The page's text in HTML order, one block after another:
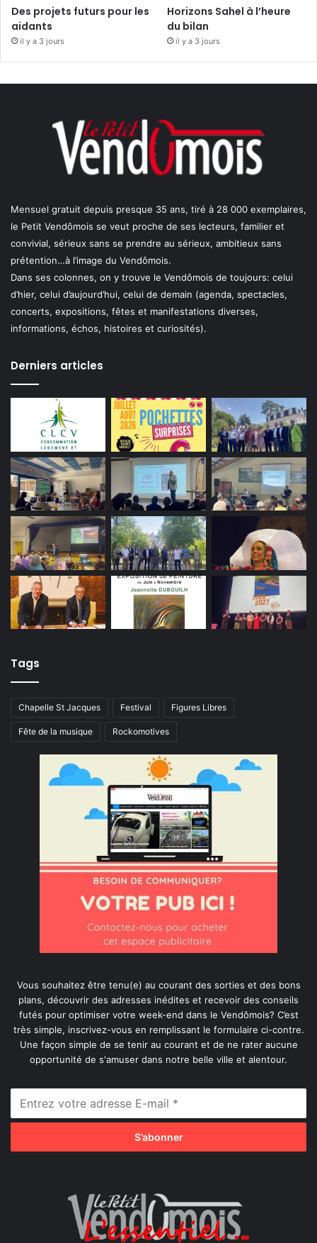
Des projets futurs pour les
aidants
il y a 3 jours
Horizons Sahel à l’heure
du bilan
il y a 3 jours
Mensuel gratuit depuis presque 35 ans, tiré à 28 000 exemplaires,
le Petit Vendômois se veut proche de ses lecteurs, familier et
convivial, sérieux sans se prendre au sérieux, ambitieux sans
prétention…à l’image du Vendômois.
Dans ses colonnes, on y trouve le Vendômois de toujours: celui
d’hier, celui d’aujourd’hui, celui de demain (agenda, spectacles,
concerts, expositions, fêtes et manifestations diverses,
informations, échos, histoires et curiosités).
Derniers articles
Tags
Chapelle St Jacques Festival Figures Libres
Fête de la musique Rockomotives
Vous souhaitez être tenu(e) au courant des sorties et des bons
plans, découvrir des adresses inédites et recevoir des conseils
futés pour optimiser votre week-end dans le Vendômois? C’est
très simple, inscrivez-vous en remplissant le formulaire ci-contre.
Une façon simple de se tenir au courant et de ne rater aucune
opportunité de s'amuser dans notre belle ville et alentour.